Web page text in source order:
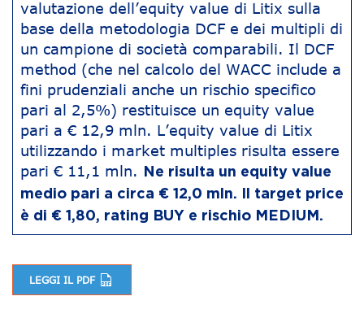
valutazione dell’equity value di Litix sulla
base della metodologia DCF e dei multipli di
un campione di società comparabili. Il DCF
method (che nel calcolo del WACC include a
fini prudenziali anche un rischio specifico
pari al 2,5%) restituisce un equity value
pari a € 12,9 mln. L’equity value di Litix
utilizzando i market multiples risulta essere
pari € 11,1 mln.
Ne risulta un equity value
medio pari a circa € 12,0 mln. Il target price
è di € 1,80, rating BUY e rischio MEDIUM.
LEGGI IL PDF